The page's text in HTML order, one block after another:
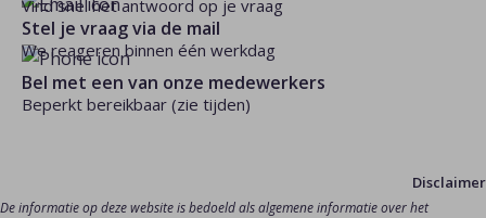
Vind snel het antwoord op je vraag
Stel je vraag via de mail
We reageren binnen één werkdag
Bel met een van onze medewerkers
Beperkt bereikbaar (zie tijden)
Disclaimer
De informatie op deze website is bedoeld als algemene informatie over het